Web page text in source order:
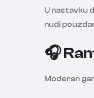
U nastavku
nudi
🎧
Moderan